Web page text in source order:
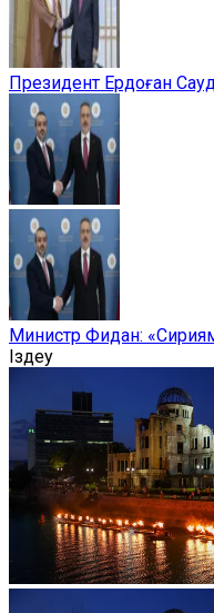
Президент Ердоған
Министр Фидан:
Іздеу